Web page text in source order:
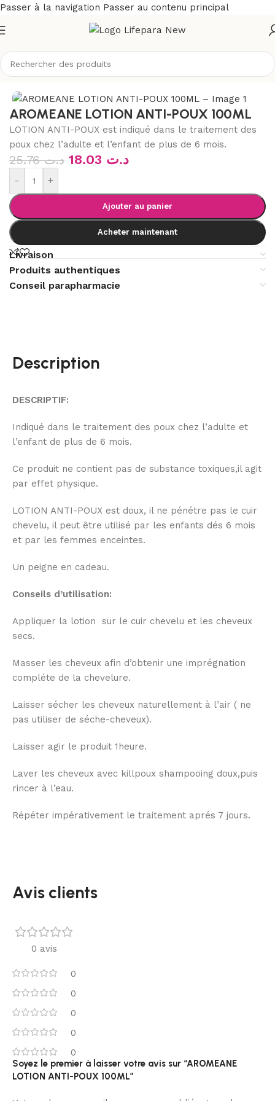
Passer à la navigation Passer au contenu principal
Accueil/Boutique/Hygiène/Anti-acariens et anti-insectes
AROMEANE LOTION ANTI-POUX 100ML
LOTION ANTI-POUX est indiqué dans le traitement des
poux chez l’adulte et l’enfant de plus de 6 mois.
د.ت25.76 د.ت
- +
Ajouter au panier
Acheter maintenant
Livraison
Produits authentiques
Conseil parapharmacie
Description
DESCRIPTIF:
Indiqué dans le traitement des poux chez l’adulte et
l’enfant de plus de 6 mois.
Ce produit ne contient pas de substance toxiques,il agit
par effet physique.
LOTION ANTI-POUX est doux, il ne pénétre pas le cuir
chevelu, il peut être utilisé par les enfants dés 6 mois
et par les femmes enceintes.
Un peigne en cadeau.
Conseils d’utilisation:
Appliquer la lotion sur le cuir chevelu et les cheveux
secs.
Masser les cheveux afin d’obtenir une imprégnation
compléte de la chevelure.
Laisser sécher les cheveux naturellement à l’air ( ne
pas utiliser de séche-cheveux).
Laisser agir le produit 1heure.
Laver les cheveux avec killpoux shampooing doux,puis
rincer à l’eau.
Répéter impérativement le traitement aprés 7 jours.
Avis clients
0 avis
0
0
0
0
0
Soyez le premier à laisser votre avis sur “AROMEANE
LOTION ANTI-POUX 100ML”